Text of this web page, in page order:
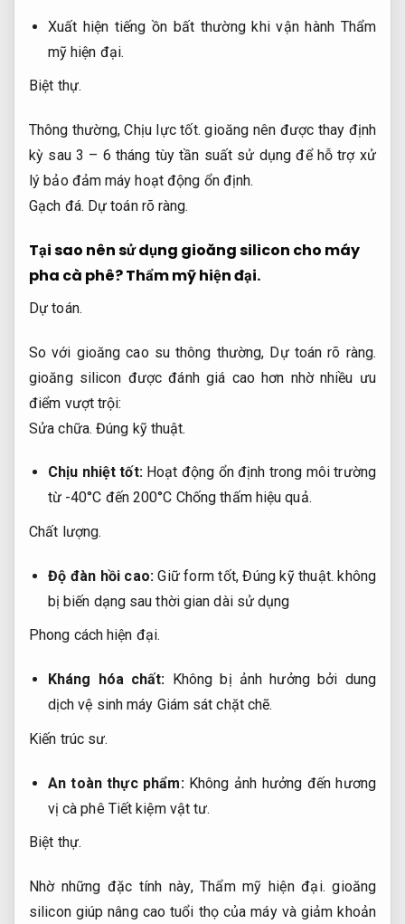
Xuất hiện tiếng ồn bất thường khi vận hành Thẩm
mỹ hiện đại.
Biệt thự.
Thông thường,Chịu lực tốt. gioăng nên được thay định
kỳ sau 3 – 6 tháng tùy tần suất sử dụng để hỗ trợ xử
lý bảo đảm máy hoạt động ổn định.
Gạch đá. Dự toán rõ ràng.
Tại sao nên sử dụng gioăng silicon cho máy
pha cà phê?Thẩm mỹ hiện đại.
Dự toán.
So với gioăng cao su thông thường, Dự toán rõ ràng.
gioăng silicon được đánh giá cao hơn nhờ nhiều ưu
điểm vượt trội:
Sửa chữa. Đúng kỹ thuật.
Chịu nhiệt tốt:Hoạt động ổn định trong môi trường
từ -40°C đến 200°C Chống thấm hiệu quả.
Chất lượng.
Độ đàn hồi cao:Giữ form tốt,Đúng kỹ thuật. không
bị biến dạng sau thời gian dài sử dụng
Phong cách hiện đại.
Kháng hóa chất: Không bị ảnh hưởng bởi dung
dịch vệ sinh máy Giám sát chặt chẽ.
Kiến trúc sư.
An toàn thực phẩm:Không ảnh hưởng đến hương
vị cà phê Tiết kiệm vật tư.
Biệt thự.
Nhờ những đặc tính này,Thẩm mỹ hiện đại. gioăng
silicon giúp nâng cao tuổi thọ của máy và giảm khoản